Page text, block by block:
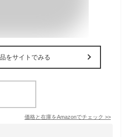
をサイトでみる
価格と在庫をAmazonでチェック >>